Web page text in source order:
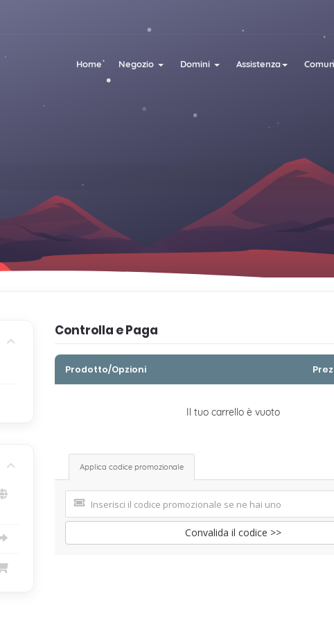
Home Negozio Domini Assistenza
Controlla e Paga
Prodotto/Opzioni
Il tuo carrello è vuoto
Applica codice promozionale
Convalida il codice >>